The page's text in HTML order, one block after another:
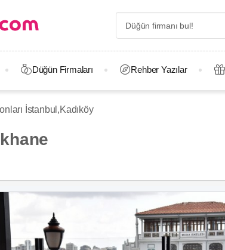
Düğün Firmaları Rehber Yazılar
İstanbul,Kadıköy